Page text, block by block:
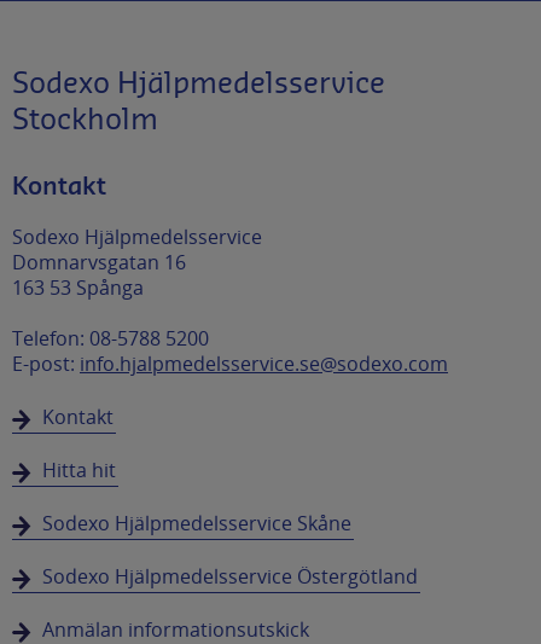
Sodexo Hjälpmedelsservice
Stockholm
Kontakt
Sodexo Hjälpmedelsservice
Domnarvsgatan 16
163 53 Spånga
Telefon: 08-5788 5200
E-post: info.hjalpmedelsservice.se@sodexo.com
Kontakt
Hitta hit
Sodexo Hjälpmedelsservice Skåne
Sodexo Hjälpmedelsservice Östergötland
Anmälan informationsutskick